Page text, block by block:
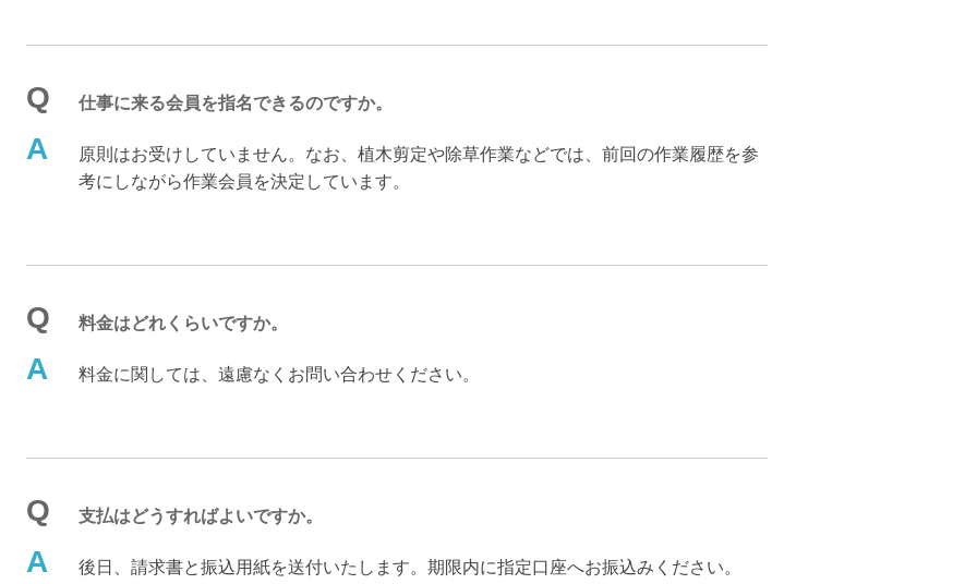
Q 仕事に来る会員を指名できるのですか。
A
原則はお受けしていません。なお、植木剪定や除草作業などでは、前回の作業履歴を参
考にしながら作業会員を決定しています。
Q 料金はどれくらいですか。
A 料金に関しては、遠慮なくお問い合わせください。
Q 支払はどうすればよいですか。
A 後日、請求書と振込用紙を送付いたします。期限内に指定口座へお振込みください。